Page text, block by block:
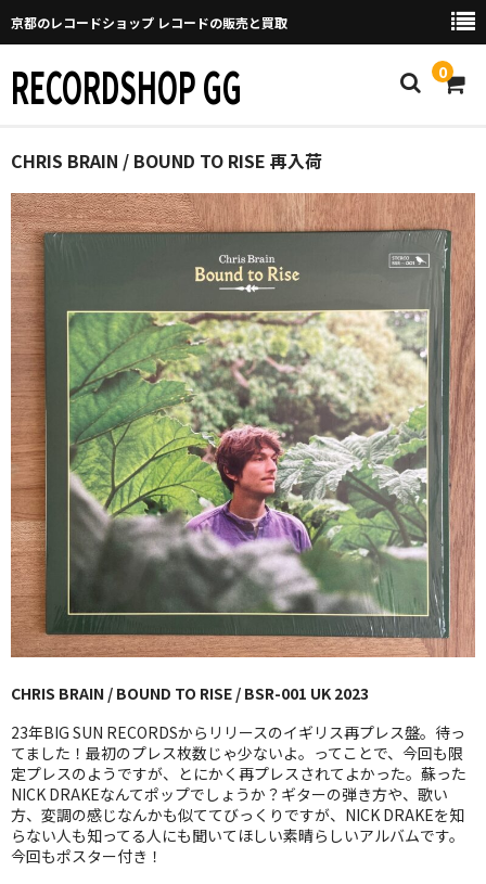
京都のレコードショップ レコードの販売と買取
RECORDSHOP GG 0
Home
マイページ
GGについて
買取について
取り置きなどについて
Categories
New Arrivals
新譜
GG RECORD （当店のレーベル）
全商品
JAZZ-US
BLUE NOTE
JAZZ-EU
JAZZ-JP
JAZZ-VOCAL
J-POP
CHRIS BRAIN / BOUND TO RISE 再入荷
CHRIS BRAIN / BOUND TO RISE / BSR-001 UK 2023
23年BIG SUN RECORDSからリリースのイギリス再プレス盤。待っ
てました！最初のプレス枚数じゃ少ないよ。ってことで、今回も限
定プレスのようですが、とにかく再プレスされてよかった。蘇った
NICK DRAKEなんてポップでしょうか？ギターの弾き方や、歌い
方、変調の感じなんかも似ててびっくりですが、NICK DRAKEを知
らない人も知ってる人にも聞いてほしい素晴らしいアルバムです。
今回もポスター付き！